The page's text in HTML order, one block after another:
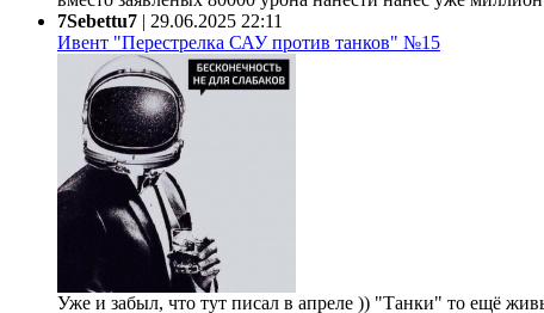
7Sebettu7 | 29.06.2025 22:11
Ивент "Перестрелка САУ против танков" №15
Уже и забыл, что тут писал в апреле )) "Танки" то ещё